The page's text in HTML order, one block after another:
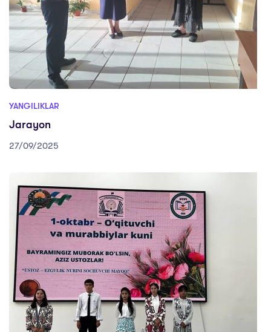
YANGILIKLAR
Jarayon
27/09/2025